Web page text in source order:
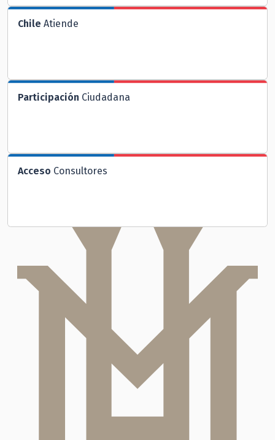
Chile Atiende
Participación Ciudadana
Acceso Consultores